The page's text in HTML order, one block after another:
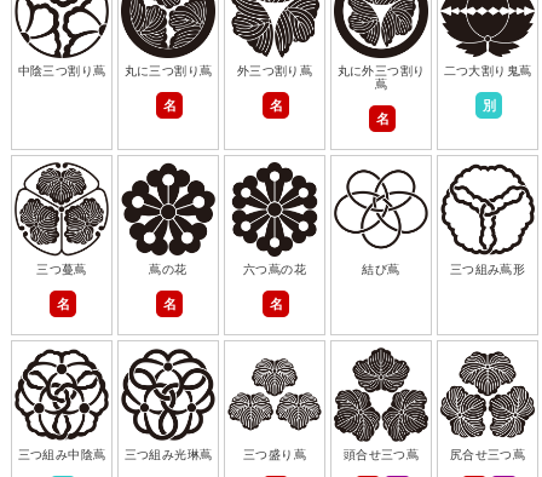
中陰三つ割り蔦 丸に三つ割り蔦
名
外三つ割り蔦
名
丸に外三つ割り
蔦
名
二つ大割り鬼蔦
別
三つ蔓蔦
名
蔦の花
名
六つ蔦の花
名
結び蔦 三つ組み蔦形
三つ組み中陰蔦 三つ組み光琳蔦 三つ盛り蔦 頭合せ三つ蔦 尻合せ三つ蔦